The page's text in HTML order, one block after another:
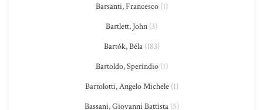
Barsanti, Francesco(1)
Bartlett, John (3)
Bartók, Béla(183)
Bartoldo, Sperindio(1)
Bartolotti, Angelo Michele(1)
Bassani, Giovanni Battista(5)